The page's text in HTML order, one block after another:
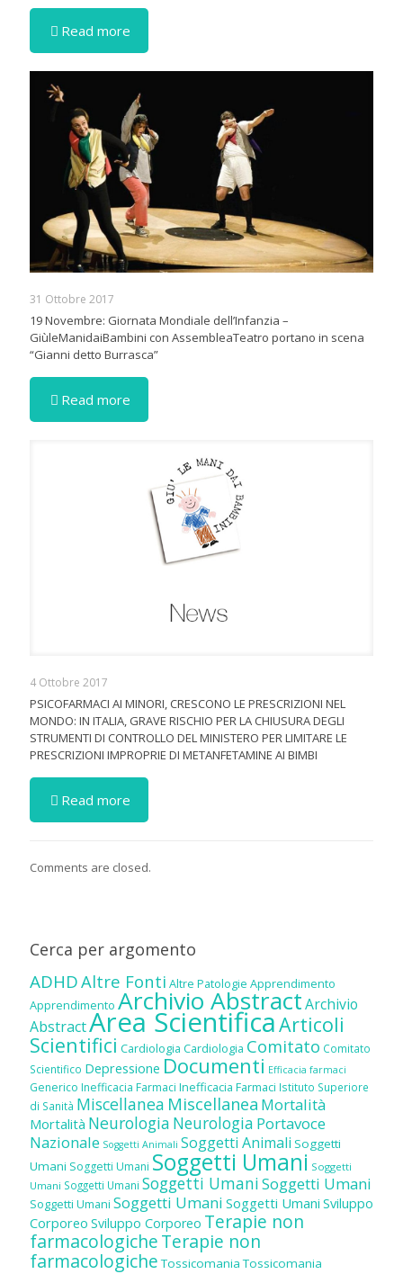
Read more
31 Ottobre 2017
19 Novembre: Giornata Mondiale dell’Infanzia –
GiùleManidaiBambini con AssembleaTeatro portano in scena
“Gianni detto Burrasca”
Read more
4 Ottobre 2017
PSICOFARMACI AI MINORI, CRESCONO LE PRESCRIZIONI NEL
MONDO: IN ITALIA, GRAVE RISCHIO PER LA CHIUSURA DEGLI
STRUMENTI DI CONTROLLO DEL MINISTERO PER LIMITARE LE
PRESCRIZIONI IMPROPRIE DI METANFETAMINE AI BIMBI
Read more
Comments are closed.
Cerca per argomento
ADHDAltre Fonti Altre Patologie Apprendimento
Apprendimento Archivio AbstractArchivio
AbstractArea ScientificaArticoli
Scientifici Cardiologia Cardiologia Comitato Comitato
Scientifico Depressione Documenti Efficacia farmaci
Generico Inefficacia Farmaci Inefficacia Farmaci Istituto Superiore
di Sanità Miscellanea Miscellanea Mortalità
Mortalità Neurologia Neurologia Portavoce
Nazionale Soggetti Animali Soggetti Animali Soggetti
Umani Soggetti Umani Soggetti Umani Soggetti
Umani Soggetti Umani Soggetti UmaniSoggetti Umani
Soggetti Umani Soggetti Umani Soggetti Umani Sviluppo
Corporeo Sviluppo Corporeo Terapie non
farmacologicheTerapie non
farmacologiche Tossicomania Tossicomania